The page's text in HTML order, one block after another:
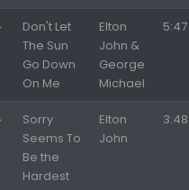
Don't Let
The Sun
Go Down
On Me
Elton
John &
George
Michael
5:47
Sorry
Seems To
Be the
Hardest
Elton
John
3:48